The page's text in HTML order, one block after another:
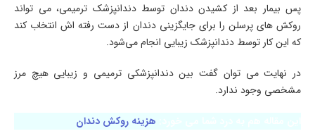
پس بیمار بعد از کشیدن دندان توسط دندانپزشک ترمیمی، می تواند
روکش های پرسلن را برای جایگزینی دندان از دست رفته اش انتخاب کند
که این کار توسط دندانپزشک زیبایی انجام می‌شود.
در نهایت می توان گفت بین دندانپزشکی ترمیمی و زیبایی هیچ مرز
مشخصی وجود ندارد.
هزینه روکش دندان